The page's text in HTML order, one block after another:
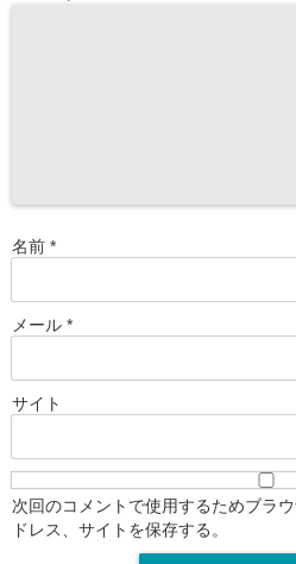
名前 *
メール *
サイト
次回のコメントで使用するためブラ
ドレス、サイトを保存する。